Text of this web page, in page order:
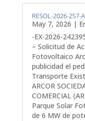
RESOL-2026-257-
May 7, 2026 |
-EX-2026-
– Solicitud de
Fotovoltaico
publicidad el
Transporte
ARCOR
COMERCIAL
Parque Solar
de 6 MW de